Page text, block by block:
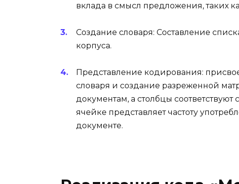
вклада в смысл предложения, таких
Создание словаря: Составление
корпуса.
Представление кодирования:
словаря и создание разреженной
документам, а столбцы
ячейке представляет частоту
документе.